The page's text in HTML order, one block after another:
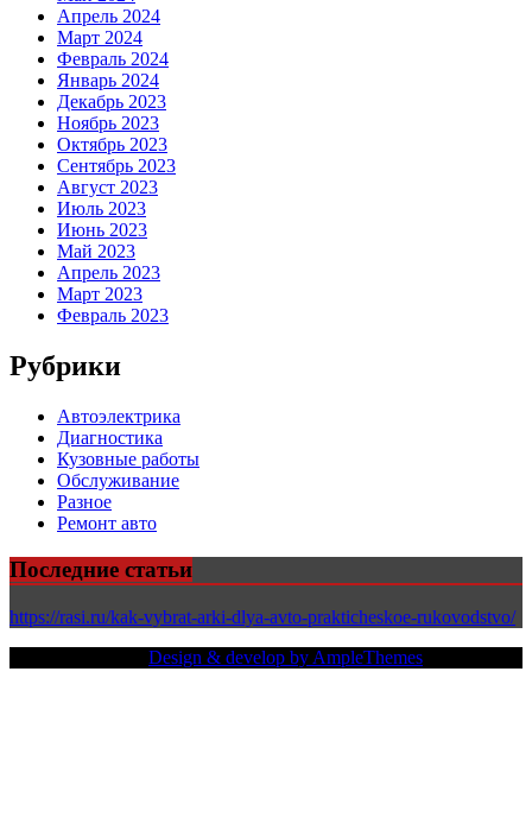
Апрель 2024
Март 2024
Февраль 2024
Январь 2024
Декабрь 2023
Ноябрь 2023
Октябрь 2023
Сентябрь 2023
Август 2023
Июль 2023
Июнь 2023
Май 2023
Апрель 2023
Март 2023
Февраль 2023
Рубрики
Автоэлектрика
Диагностика
Кузовные работы
Обслуживание
Разное
Ремонт авто
Последние статьи
https://rasi.ru/kak-vybrat-arki-dlya-avto-prakticheskoe-rukovodstvo/
Design & develop by AmpleThemes